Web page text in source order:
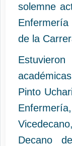
solemne
de la
Pinto
Decano